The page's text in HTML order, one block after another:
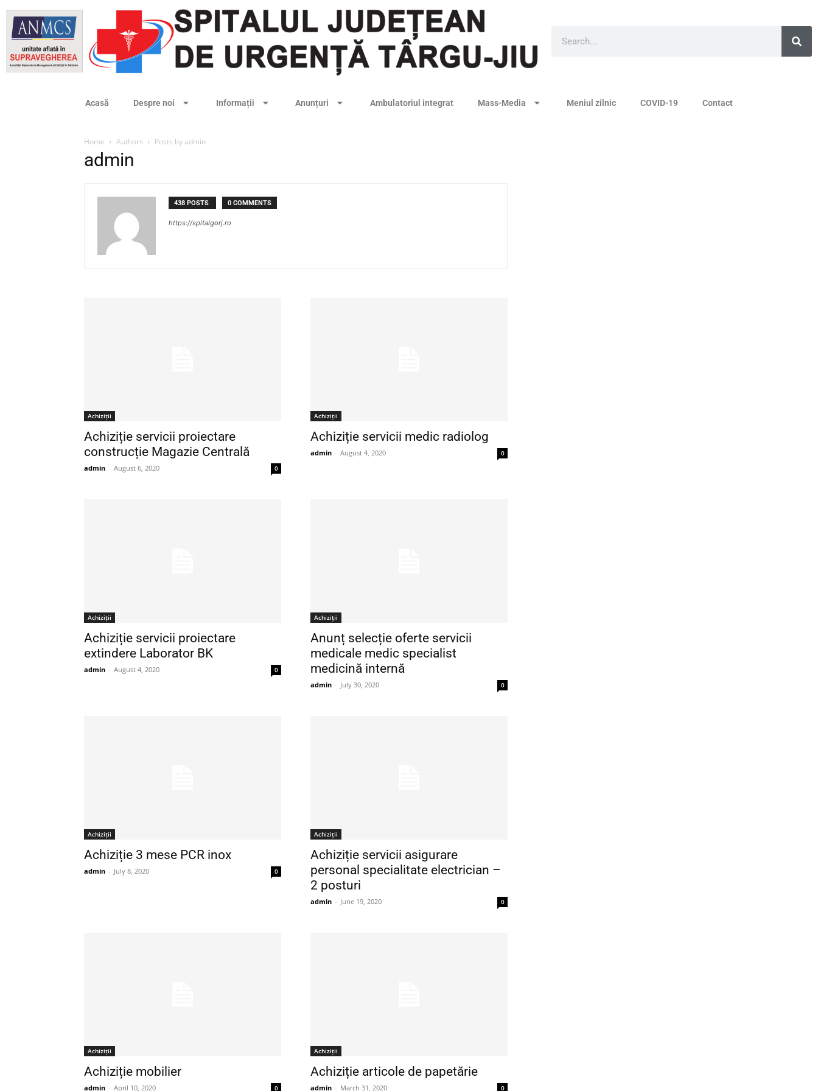
Acasă Despre noi Informații Anunțuri Ambulatoriul integrat Mass-Media Meniul zilnic COVID-19 Contact
Home Authors Posts by admin
admin
438 POSTS 0 COMMENTS
https://spitalgorj.ro
Achiziții
Achiziție servicii proiectare
construcție Magazie Centrală
admin - August 6, 2020 0
Achiziții
Achiziție servicii medic radiolog
admin - August 4, 2020 0
Achiziții
Achiziție servicii proiectare
extindere Laborator BK
admin - August 4, 2020 0
Achiziții
Anunț selecție oferte servicii
medicale medic specialist
medicină internă
admin - July 30, 2020 0
Achiziții
Achiziție 3 mese PCR inox
admin - July 8, 2020 0
Achiziții
Achiziție servicii asigurare
personal specialitate electrician –
2 posturi
admin - June 19, 2020 0
Achiziții
Achiziție mobilier
admin - April 10, 2020 0
Achiziții
Achiziție articole de papetărie
admin - March 31, 2020 0